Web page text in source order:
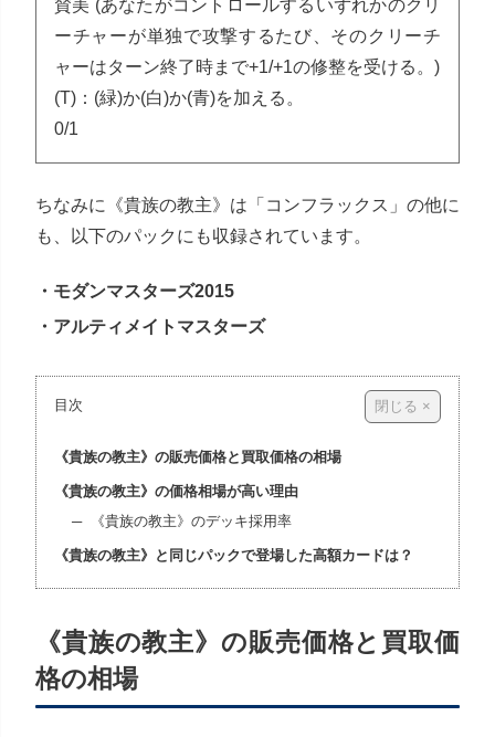
賛美 (あなたがコントロールするいずれかのクリ
ーチャーが単独で攻撃するたび、そのクリーチ
ャーはターン終了時まで+1/+1の修整を受ける。)
(T)：(緑)か(白)か(青)を加える。
0/1
ちなみに《貴族の教主》は「コンフラックス」の他に
も、以下のパックにも収録されています。
・モダンマスターズ2015
・アルティメイトマスターズ
目次
《貴族の教主》の販売価格と買取価格の相場
《貴族の教主》の価格相場が高い理由
《貴族の教主》のデッキ採用率
《貴族の教主》と同じパックで登場した高額カードは？
《貴族の教主》の販売価格と買取価
格の相場